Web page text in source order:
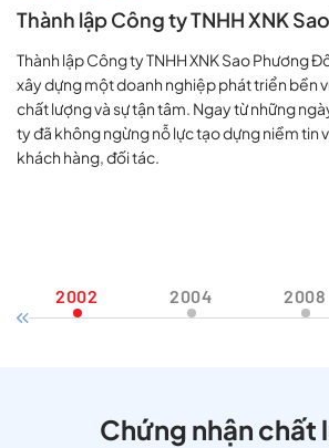
Thành lập Công ty TNHH XNK
Thành lập Công ty TNHH XNK Sao Phương
xây dựng một doanh nghiệp phát triển bền
chất lượng và sự tận tâm. Ngay từ những
ty đã không ngừng nỗ lực tạo dựng niềm tin
khách hàng, đối tác.
2002 2004 2008
Chứng nhận chất